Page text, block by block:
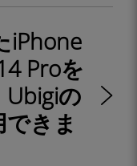
iPhone
Proを
の
きま